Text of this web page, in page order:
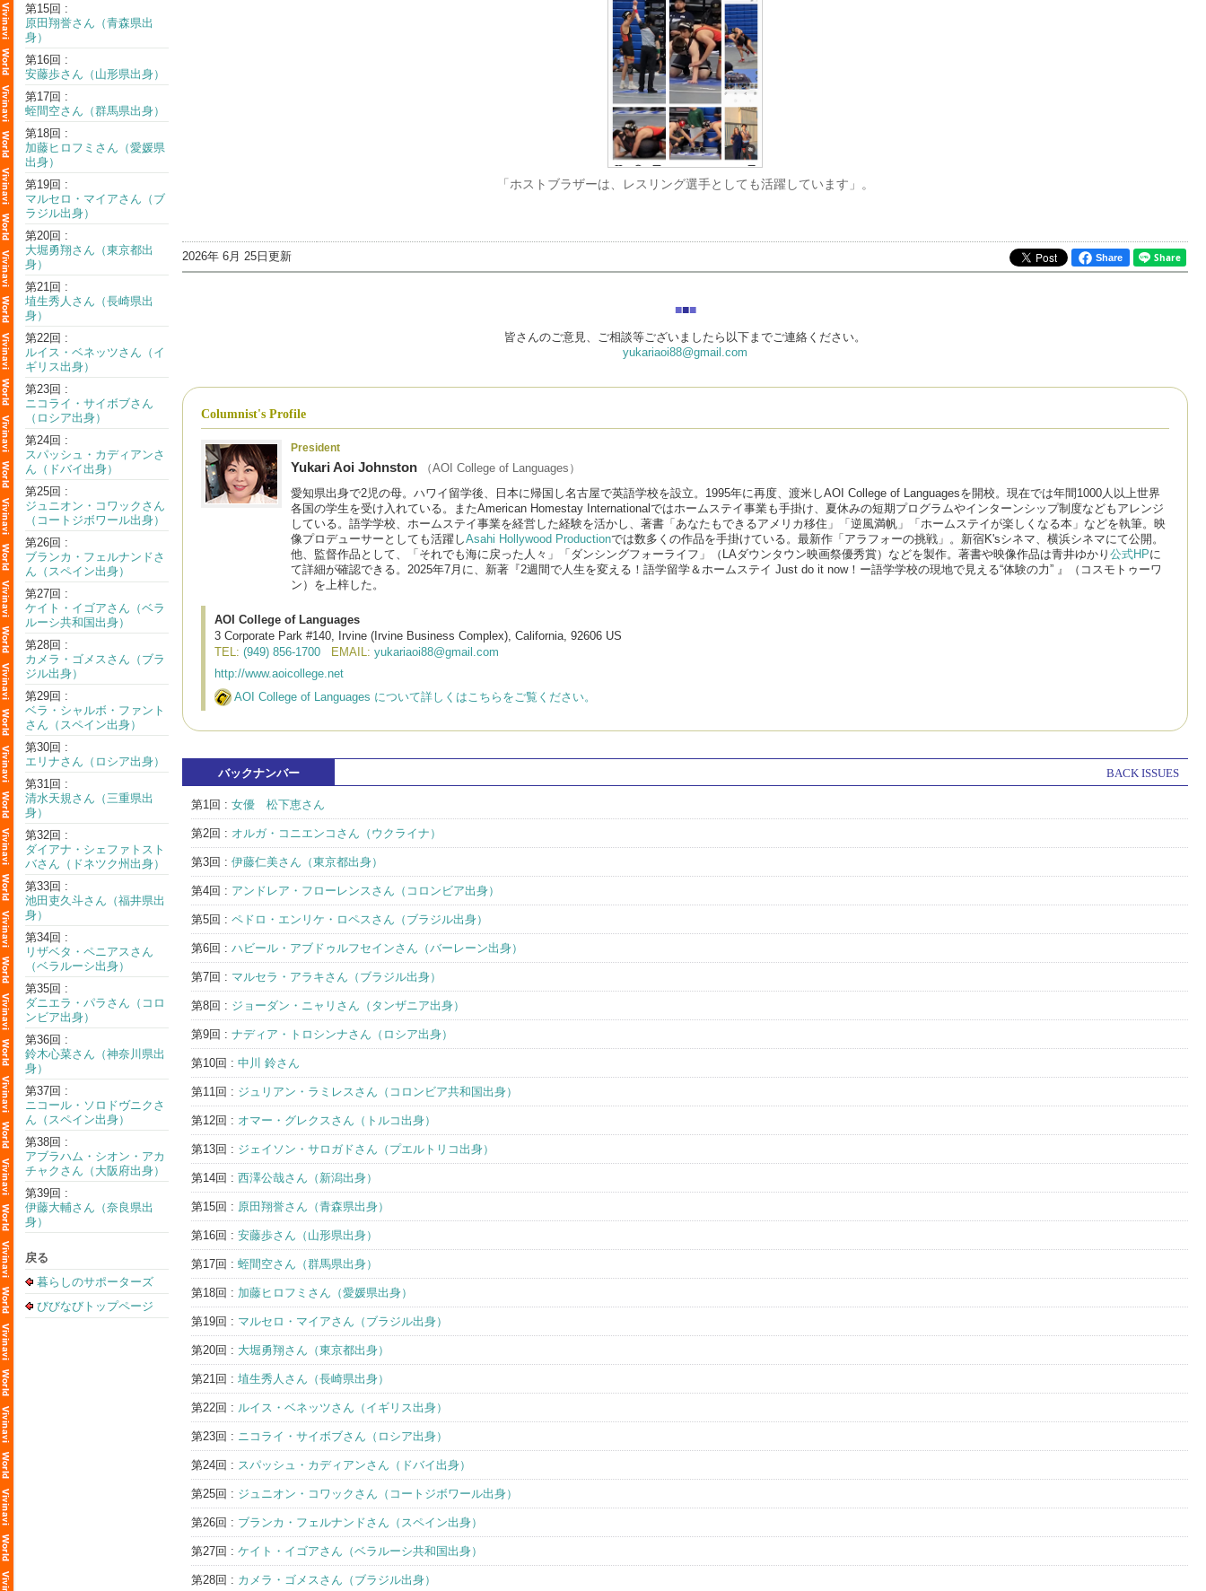
第15回 :
原田翔誉さん（青森県出
身）
第16回 :
安藤歩さん（山形県出身）
第17回 :
蛭間空さん（群馬県出身）
第18回 :
加藤ヒロフミさん（愛媛県
出身）
第19回 :
マルセロ・マイアさん（ブ
ラジル出身）
第20回 :
大堀勇翔さん（東京都出
身）
第21回 :
埴生秀人さん（長崎県出
身）
第22回 :
ルイス・ベネッツさん（イ
ギリス出身）
第23回 :
ニコライ・サイボブさん
（ロシア出身）
第24回 :
スパッシュ・カディアンさ
ん（ドバイ出身）
第25回 :
ジュニオン・コワックさん
（コートジボワール出身）
第26回 :
ブランカ・フェルナンドさ
ん（スペイン出身）
第27回 :
ケイト・イゴアさん（ベラ
ルーシ共和国出身）
第28回 :
カメラ・ゴメスさん（ブラ
ジル出身）
第29回 :
ベラ・シャルボ・ファント
さん（スペイン出身）
第30回 :
エリナさん（ロシア出身）
第31回 :
清水天規さん（三重県出
身）
第32回 :
ダイアナ・シェファトスト
バさん（ドネツク州出身）
第33回 :
池田吏久斗さん（福井県出
身）
第34回 :
リザベタ・ペニアスさん
（ベラルーシ出身）
第35回 :
ダニエラ・パラさん（コロ
ンビア出身）
第36回 :
鈴木心菜さん（神奈川県出
身）
第37回 :
ニコール・ソロドヴニクさ
ん（スペイン出身）
第38回 :
アブラハム・シオン・アカ
チャクさん（大阪府出身）
第39回 :
伊藤大輔さん（奈良県出
身）
戻る
暮らしのサポーターズ
びびなびトップページ
「ホストブラザーは、レスリング選手としても活躍しています」。
2026年 6月 25日更新 Share
■■■
皆さんのご意見、ご相談等ございましたら以下までご連絡ください。
yukariaoi88@gmail.com
Columnist's Profile
President
Yukari Aoi Johnston
（AOI College of Languages）
愛知県出身で2児の母。ハワイ留学後、日本に帰国し名古屋で英語学校を設立。1995年に再度、渡米しAOI College of Languagesを開校。現在では年間1000人以上世界
各国の学生を受け入れている。またAmerican Homestay Internationalではホームステイ事業も手掛け、夏休みの短期プログラムやインターンシップ制度などもアレンジ
している。語学学校、ホームステイ事業を経営した経験を活かし、著書「あなたもできるアメリカ移住」「逆風満帆」「ホームステイが楽しくなる本」などを執筆。映
像プロデューサーとしても活躍しAsahi Hollywood Productionでは数多くの作品を手掛けている。最新作「アラフォーの挑戦」。新宿K'sシネマ、横浜シネマにて公開。
他、監督作品として、「それでも海に戻った人々」「ダンシングフォーライフ」（LAダウンタウン映画祭優秀賞）などを製作。著書や映像作品は青井ゆかり 公式HPに
て詳細が確認できる。2025年7月に、新著『2週間で人生を変える！語学留学＆ホームステイ Just do it now！ー語学学校の現地で見える“体験の力” 』（コスモトゥーワ
ン）を上梓した。
AOI College of Languages
3 Corporate Park #140, Irvine (Irvine Business Complex), California, 92606 US
TEL: (949) 856-1700 EMAIL: yukariaoi88@gmail.com
http://www.aoicollege.net
AOI College of Languages について詳しくはこちらをご覧ください。
バックナンバー BACK ISSUES
第1回 : 女優 松下恵さん
第2回 : オルガ・コニエンコさん（ウクライナ）
第3回 : 伊藤仁美さん（東京都出身）
第4回 : アンドレア・フローレンスさん（コロンビア出身）
第5回 : ペドロ・エンリケ・ロペスさん（ブラジル出身）
第6回 : ハビール・アブドゥルフセインさん（バーレーン出身）
第7回 : マルセラ・アラキさん（ブラジル出身）
第8回 : ジョーダン・ニャリさん（タンザニア出身）
第9回 : ナディア・トロシンナさん（ロシア出身）
第10回 : 中川 鈴さん
第11回 : ジュリアン・ラミレスさん（コロンビア共和国出身）
第12回 : オマー・グレクスさん（トルコ出身）
第13回 : ジェイソン・サロガドさん（プエルトリコ出身）
第14回 : 西澤公哉さん（新潟出身）
第15回 : 原田翔誉さん（青森県出身）
第16回 : 安藤歩さん（山形県出身）
第17回 : 蛭間空さん（群馬県出身）
第18回 : 加藤ヒロフミさん（愛媛県出身）
第19回 : マルセロ・マイアさん（ブラジル出身）
第20回 : 大堀勇翔さん（東京都出身）
第21回 : 埴生秀人さん（長崎県出身）
第22回 : ルイス・ベネッツさん（イギリス出身）
第23回 : ニコライ・サイボブさん（ロシア出身）
第24回 : スパッシュ・カディアンさん（ドバイ出身）
第25回 : ジュニオン・コワックさん（コートジボワール出身）
第26回 : ブランカ・フェルナンドさん（スペイン出身）
第27回 : ケイト・イゴアさん（ベラルーシ共和国出身）
第28回 : カメラ・ゴメスさん（ブラジル出身）